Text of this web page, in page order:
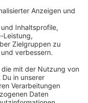
ist, um die
nicht ganz so
schnell. Eine
Straße.
So
an Stellen,
hinkommt. Bei